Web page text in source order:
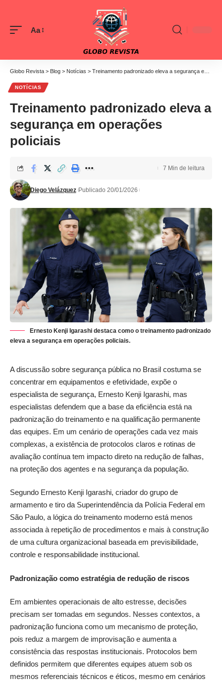
Font
Aa
Globo Revista > Blog > Notícias > Treinamento padronizado eleva a segurança em operações policiais
NOTÍCIAS
Treinamento padronizado eleva a
segurança em operações
policiais
Diego Velázquez Publicado 20/01/2026
7 Min de leitura
Ernesto Kenji Igarashi destaca como o treinamento padronizado
eleva a segurança em operações policiais.
A discussão sobre segurança pública no Brasil costuma se
concentrar em equipamentos e efetividade, expõe o
especialista de segurança, Ernesto Kenji Igarashi, mas
especialistas defendem que a base da eficiência está na
padronização do treinamento e na qualificação permanente
das equipes. Em um cenário de operações cada vez mais
complexas, a existência de protocolos claros e rotinas de
avaliação contínua tem impacto direto na redução de falhas,
na proteção dos agentes e na segurança da população.
Segundo Ernesto Kenji Igarashi, criador do grupo de
armamento e tiro da Superintendência da Polícia Federal em
São Paulo, a lógica do treinamento moderno está menos
associada à repetição de procedimentos e mais à construção
de uma cultura organizacional baseada em previsibilidade,
controle e responsabilidade institucional.
Padronização como estratégia de redução de riscos
Em ambientes operacionais de alto estresse, decisões
precisam ser tomadas em segundos. Nesses contextos, a
padronização funciona como um mecanismo de proteção,
pois reduz a margem de improvisação e aumenta a
consistência das respostas institucionais. Protocolos bem
definidos permitem que diferentes equipes atuem sob os
mesmos referenciais técnicos e éticos, mesmo em cenários